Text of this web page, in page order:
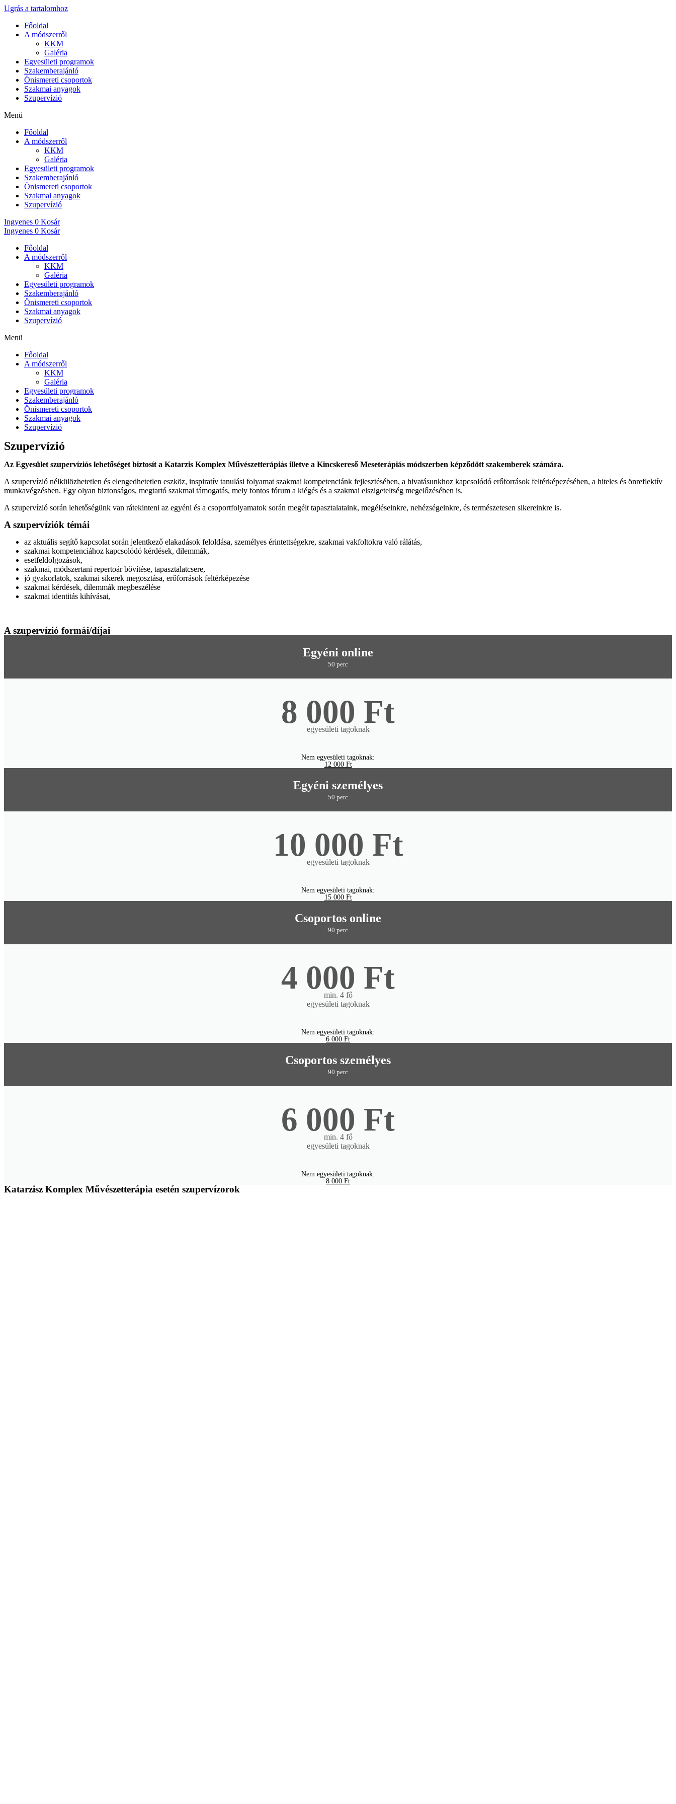
Ugrás a tartalomhoz
Főoldal
A módszerről
KKM
Galéria
Egyesületi programok
Szakemberajánló
Önismereti csoportok
Szakmai anyagok
Szupervízió
Menü
Főoldal
A módszerről
KKM
Galéria
Egyesületi programok
Szakemberajánló
Önismereti csoportok
Szakmai anyagok
Szupervízió
Ingyenes 0 Kosár
Ingyenes 0 Kosár
Főoldal
A módszerről
KKM
Galéria
Egyesületi programok
Szakemberajánló
Önismereti csoportok
Szakmai anyagok
Szupervízió
Menü
Főoldal
A módszerről
KKM
Galéria
Egyesületi programok
Szakemberajánló
Önismereti csoportok
Szakmai anyagok
Szupervízió
Szupervízió
Az Egyesület szupervíziós lehetőséget biztosít a Katarzis Komplex Művészetterápiás illetve a Kincskereső Meseterápiás módszerben képződött szakemberek számára.
A szupervízió nélkülözhetetlen és elengedhetetlen eszköz, inspiratív tanulási folyamat szakmai kompetenciánk fejlesztésében, a hivatásunkhoz kapcsolódó erőforrások feltérképezésében, a hiteles és önreflektív
munkavégzésben. Egy olyan biztonságos, megtartó szakmai támogatás, mely fontos fórum a kiégés és a szakmai elszigeteltség megelőzésében is.
A szupervízió során lehetőségünk van rátekinteni az egyéni és a csoportfolyamatok során megélt tapasztalataink, megéléseinkre, nehézségeinkre, és természetesen sikereinkre is.
A szupervíziók témái
az aktuális segítő kapcsolat során jelentkező elakadások feloldása, személyes érintettségekre, szakmai vakfoltokra való rálátás,
szakmai kompetenciához kapcsolódó kérdések, dilemmák,
esetfeldolgozások,
szakmai, módszertani repertoár bővítése, tapasztalatcsere,
jó gyakorlatok, szakmai sikerek megosztása, erőforrások feltérképezése
szakmai kérdések, dilemmák megbeszélése
szakmai identitás kihívásai,
A szupervízió formái/díjai
Egyéni online
50 perc
8 000 Ft
egyesületi tagoknak
Nem egyesületi tagoknak:
12 000 Ft
Egyéni személyes
50 perc
10 000 Ft
egyesületi tagoknak
Nem egyesületi tagoknak:
15 000 Ft
Csoportos online
90 perc
4 000 Ft
min. 4 fő
egyesületi tagoknak
Nem egyesületi tagoknak:
6 000 Ft
Csoportos személyes
90 perc
6 000 Ft
min. 4 fő
egyesületi tagoknak
Nem egyesületi tagoknak:
8 000 Ft
Katarzisz Komplex Művészetterápia esetén szupervízorok